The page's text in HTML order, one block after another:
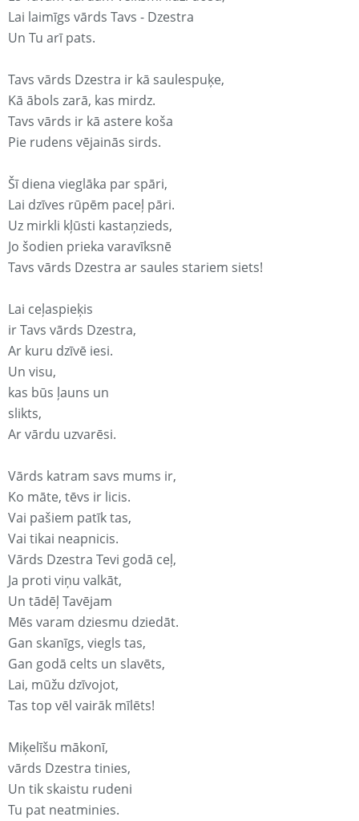
Lai laimīgs vārds Tavs - Dzestra
Un Tu arī pats.
Tavs vārds Dzestra ir kā saulespuķe,
Kā ābols zarā, kas mirdz.
Tavs vārds ir kā astere koša
Pie rudens vējainās sirds.
Šī diena vieglāka par spāri,
Lai dzīves rūpēm paceļ pāri.
Uz mirkli kļūsti kastaņzieds,
Jo šodien prieka varavīksnē
Tavs vārds Dzestra ar saules stariem siets!
Lai ceļaspieķis
ir Tavs vārds Dzestra,
Ar kuru dzīvē iesi.
Un visu,
kas būs ļauns un
slikts,
Ar vārdu uzvarēsi.
Vārds katram savs mums ir,
Ko māte, tēvs ir licis.
Vai pašiem patīk tas,
Vai tikai neapnicis.
Vārds Dzestra Tevi godā ceļ,
Ja proti viņu valkāt,
Un tādēļ Tavējam
Mēs varam dziesmu dziedāt.
Gan skanīgs, viegls tas,
Gan godā celts un slavēts,
Lai, mūžu dzīvojot,
Tas top vēl vairāk mīlēts!
Miķelīšu mākonī,
vārds Dzestra tinies,
Un tik skaistu rudeni
Tu pat neatminies.